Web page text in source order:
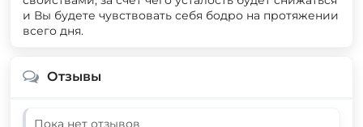
и Вы будете чувствовать себя бодро на протяжении
всего дня.
Отзывы
Пока нет отзывов